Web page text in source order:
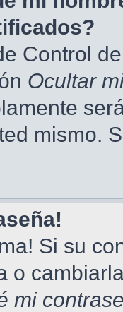
Control
Ocultar
mismo.
Si su
o
mi